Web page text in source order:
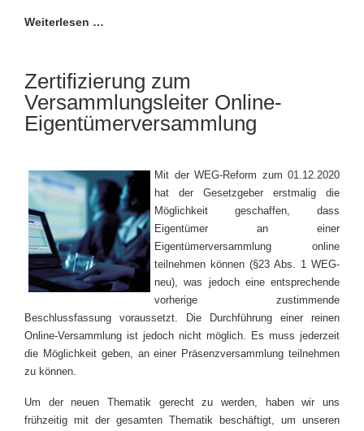
Weiterlesen …
Zertifizierung zum
Versammlungsleiter Online-
Eigentümerversammlung
Mit der WEG-Reform zum 01.12.2020
hat der Gesetzgeber erstmalig die
Möglichkeit geschaffen, dass
Eigentümer an einer
Eigentümerversammlung online
teilnehmen können (§23 Abs. 1 WEG-
neu), was jedoch eine entsprechende
vorherige zustimmende
Beschlussfassung voraussetzt. Die Durchführung einer reinen
Online-Versammlung ist jedoch nicht möglich. Es muss jederzeit
die Möglichkeit geben, an einer Präsenzversammlung teilnehmen
zu können.
Um der neuen Thematik gerecht zu werden, haben wir uns
frühzeitig mit der gesamten Thematik beschäftigt, um unseren